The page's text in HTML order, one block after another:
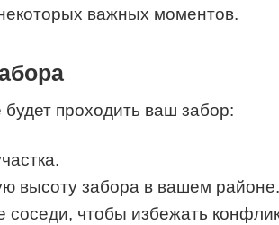
важных моментов.
проходить ваш забор:
высоту забора в вашем районе.
соседи, чтобы избежать